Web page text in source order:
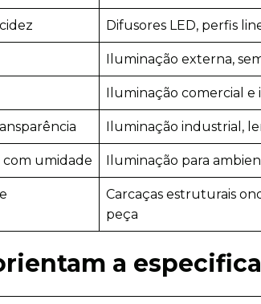
Difusores LED, perfis
Iluminação externa,
Iluminação comercial
Iluminação industrial,
umidade Iluminação para
Carcaças estruturais
peça
a